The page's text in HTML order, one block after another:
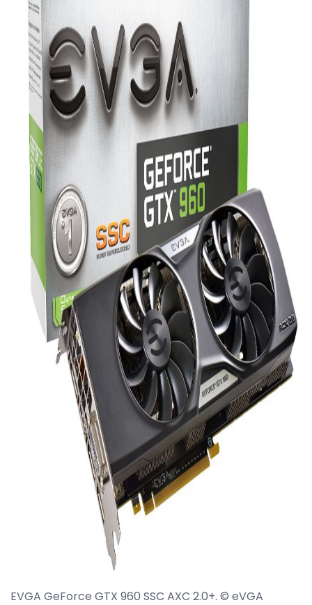
ad
EVGA GeForce GTX 960 SSC AXC 2.0+. © eVGA